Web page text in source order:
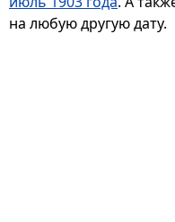
на любую другую дату.